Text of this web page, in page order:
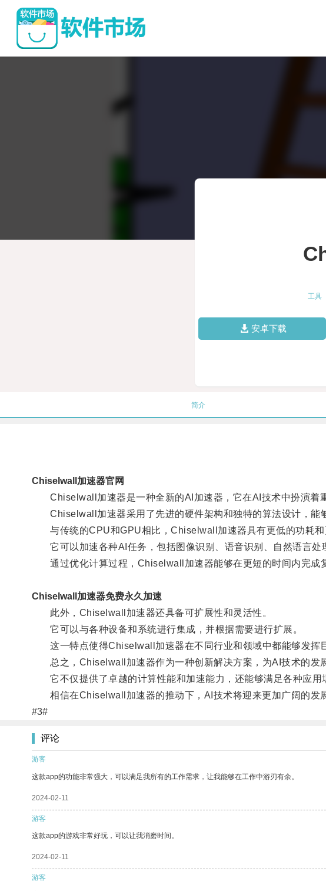
工具
安卓下载
简介
Chiselwall加速器官网
Chiselwall加速器是一种全新的AI加速器，它在AI技术中扮演着
Chiselwall加速器采用了先进的硬件架构和独特的算法设计，能
与传统的CPU和GPU相比，Chiselwall加速器具有更低的功耗和
它可以加速各种AI任务，包括图像识别、语音识别、自然语言处
通过优化计算过程，Chiselwall加速器能够在更短的时间内完成
Chiselwall加速器免费永久加速
此外，Chiselwall加速器还具备可扩展性和灵活性。
它可以与各种设备和系统进行集成，并根据需要进行扩展。
这一特点使得Chiselwall加速器在不同行业和领域中都能够发挥
总之，Chiselwall加速器作为一种创新解决方案，为AI技术的发展
它不仅提供了卓越的计算性能和加速能力，还能够满足各种应用
相信在Chiselwall加速器的推动下，AI技术将迎来更加广阔的发展
#3#
评论
游客
这款app的功能非常强大，可以满足我所有的工作需求，让我能够在工作中游刃有余。
2024-02-11
游客
这款app的游戏非常好玩，可以让我消磨时间。
2024-02-11
游客